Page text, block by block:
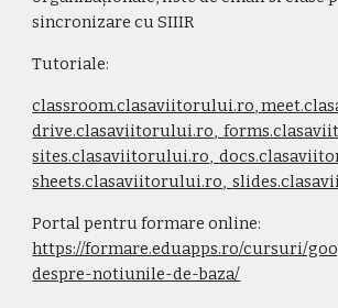
sincronizare cu SIIIR
Tutoriale:
classroom.clasaviitorului.ro,
drive.clasaviitorului.ro,
sites.clasaviitorului.ro,
sheets.clasaviitorului.ro,
https://formare.eduapps.ro/cursuri/
despre-notiunile-de-baza/